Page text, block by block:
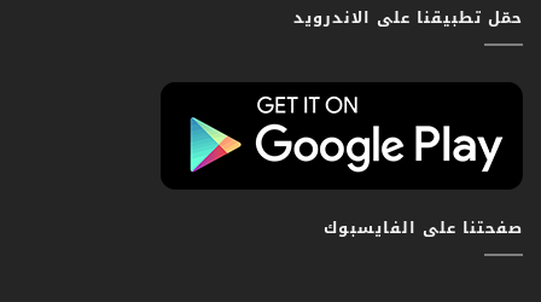
حمّل تطبيقنا على الاندرويد
صفحتنا على الفايسبوك